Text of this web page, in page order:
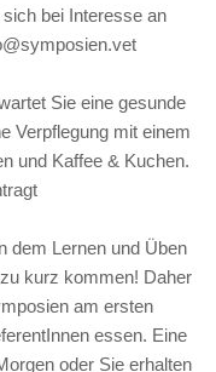
bei Interesse an
Sie eine gesunde
Verpflegung mit einem
und Kaffee & Kuchen.
dem Lernen und Üben
kurz kommen! Daher
am ersten
essen. Eine
oder Sie erhalten